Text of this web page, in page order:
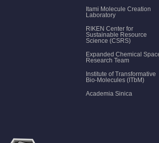
Itami Molecule Creation
Laboratory
RIKEN Center for
Sustainable Resource
Science (CSRS)
Expanded Chemical
Research Team
Institute of Transformative
Bio-Molecules (ITbM)
Academia Sinica